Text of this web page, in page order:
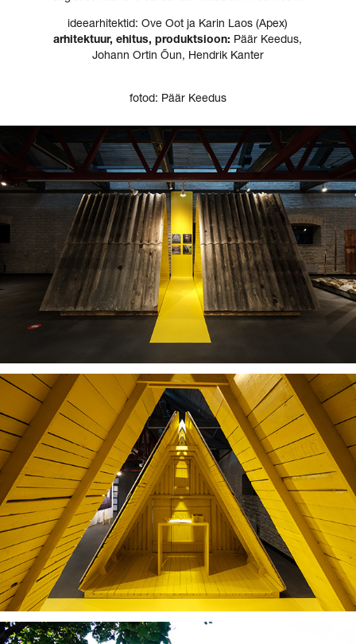
ideearhitektid: Ove Oot ja Karin Laos (Apex)
arhitektuur, ehitus, produktsioon: Päär Keedus,
Johann Ortin Õun, Hendrik Kanter
fotod: Päär Keedus